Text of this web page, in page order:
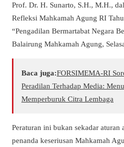
Prof. Dr. H. Sunarto, S.H., M.H.,
Refleksi Mahkamah Agung RI
“Pengadilan Bermartabat Negara
Balairung Mahkamah Agung,
Baca juga:​FORSIMEMA-RI
Peradilan Terhadap Media:
Memperburuk Citra Lembaga
Peraturan ini bukan sekadar
penanda keseriusan Mahkamah